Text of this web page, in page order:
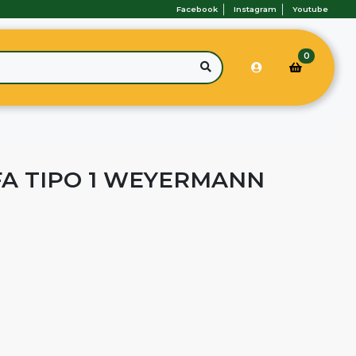
Facebook Instagram Youtube
0
TIPO 1 WEYERMANN